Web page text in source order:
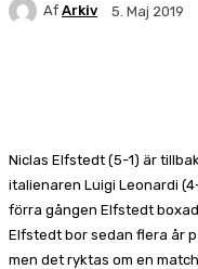
Af Arkiv 5. Maj 2019
Niclas Elfstedt (5-1) är
italienaren Luigi Leonardi
förra gången Elfstedt
Elfstedt bor sedan flera år
men det ryktas om en